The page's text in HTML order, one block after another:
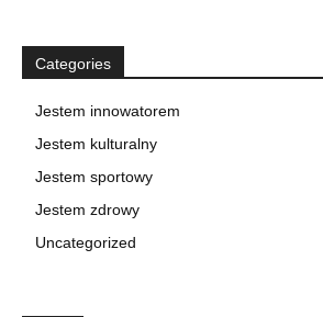
Categories
Jestem innowatorem
Jestem kulturalny
Jestem sportowy
Jestem zdrowy
Uncategorized